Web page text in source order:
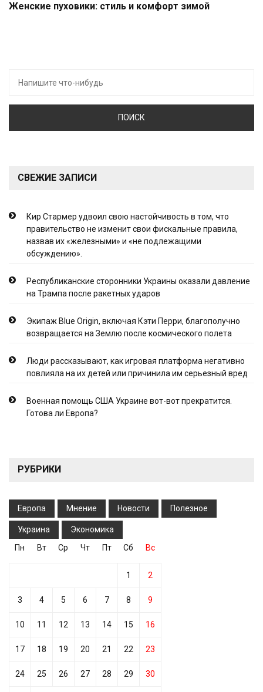
Женские пуховики: стиль и комфорт зимой
СВЕЖИЕ ЗАПИСИ
Кир Стармер удвоил свою настойчивость в том, что
правительство не изменит свои фискальные правила,
назвав их «железными» и «не подлежащими
обсуждению».
Республиканские сторонники Украины оказали давление
на Трампа после ракетных ударов
Экипаж Blue Origin, включая Кэти Перри, благополучно
возвращается на Землю после космического полета
Люди рассказывают, как игровая платформа негативно
повлияла на их детей или причинила им серьезный вред
Военная помощь США Украине вот-вот прекратится.
Готова ли Европа?
РУБРИКИ
Европа Мнение Новости Полезное
Украина
Экономика
Пн
Вт Ср Чт Пт Сб Вс
1 2
3 4 5 6 7 8 9
10 11 12 13 14 15 16
17 18 19 20 21 22 23
24 25 26 27 28 29 30